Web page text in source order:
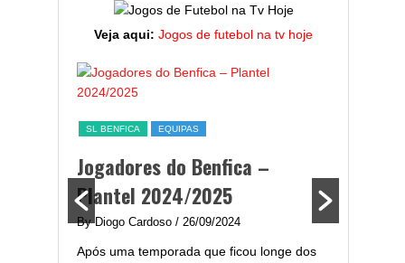
Veja aqui: Jogos de futebol na tv hoje
SL BENFICA EQUIPAS
Jogadores do Benfica –
Plantel 2024/2025
By Diogo Cardoso / 26/09/2024
Após uma temporada que ficou longe dos